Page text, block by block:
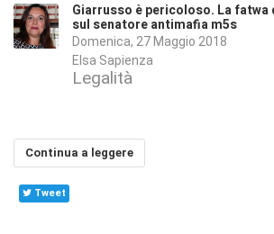
Giarrusso è pericoloso. La fatwa
sul senatore antimafia m5s
Domenica, 27 Maggio 2018
Elsa Sapienza
Legalità
Continua a leggere
Tweet